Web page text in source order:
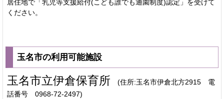
居住地で「乳児等支援給付(こども誰でも通園制度)認定」を受けて
ください。
玉名市の利用可能施設
玉名市立伊倉保育所 (住所:玉名市伊倉北方2915 電
話番号 0968-72-2497)